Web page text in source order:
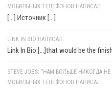
МОБИЛЬНЫХ ТЕЛЕФОНОВ НАПИСАЛ:
[…] Источник […]
LINK IN BIO НАПИСАЛ:
Link In Bio [...]that would be the
STEVE JOBS: “НАМ БОЛЬШЕ НИКОГДА
МОБИЛЬНЫХ ТЕЛЕФОНОВ НАПИСАЛ: